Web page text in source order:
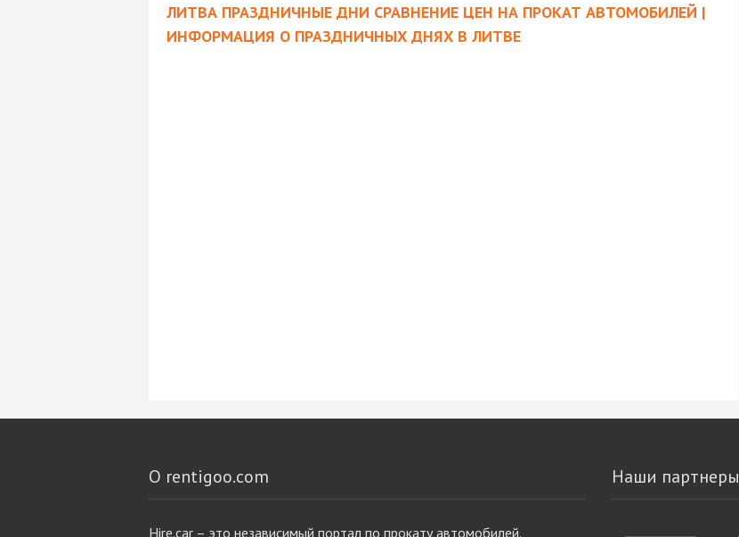
ЛИТВА ПРАЗДНИЧНЫЕ ДНИ СРАВНЕНИЕ ЦЕН НА ПРОКАТ АВТОМОБИЛЕЙ |
ИНФОРМАЦИЯ О ПРАЗДНИЧНЫХ ДНЯХ В ЛИТВЕ
О rentigoo.com
Hire.car – это независимый портал по прокату автомобилей.
Наши партнеры